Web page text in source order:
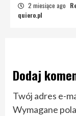
2 miesiące ago
quiero.pl
Dodaj
Twój adres e-
Wymagane